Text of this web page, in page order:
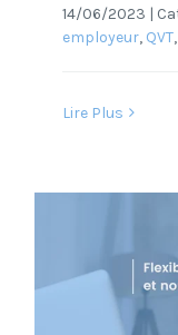
14/06/2023 |
employeur, QVT,
Lire Plus